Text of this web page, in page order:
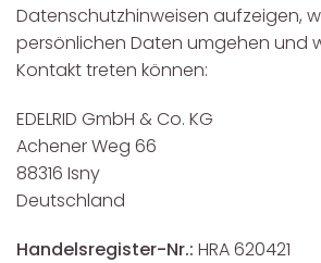
Datenschutzhinweisen aufzeigen,
persönlichen Daten umgehen und
Kontakt treten können:
EDELRID GmbH & Co. KG
Achener Weg 66
88316 Isny
Deutschland
Handelsregister-Nr.: HRA 620421